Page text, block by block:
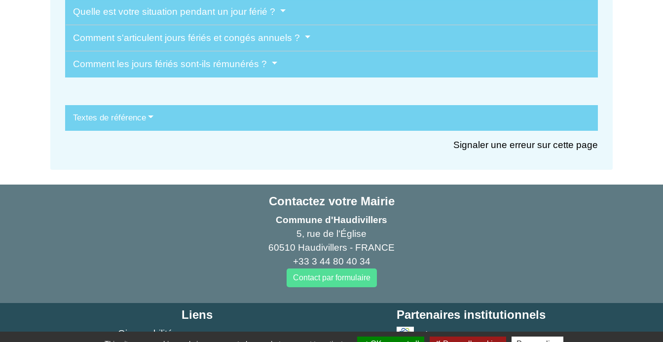
Quelle est votre situation pendant un jour férié ?
Comment s'articulent jours fériés et congés annuels ?
Comment les jours fériés sont-ils rémunérés ?
Textes de référence
Signaler une erreur sur cette page
Contactez votre Mairie
Commune d'Haudivillers
5, rue de l'Église
60510 Haudivillers - FRANCE
+33 3 44 80 40 34
Contact par formulaire
Liens
Oise mobilité
Partenaires institutionnels
Région Hauts-de-France